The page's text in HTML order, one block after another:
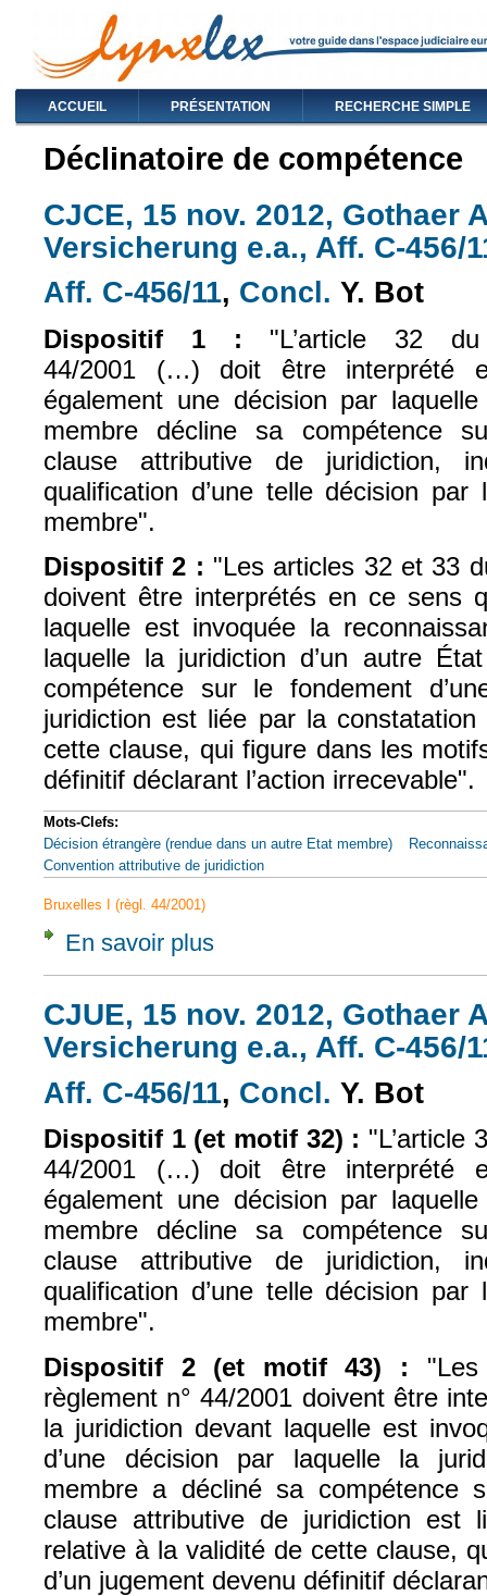
ACCUEIL PRÉSENTATION RECHERCHE SIMPLE
Déclinatoire de compétence
CJCE, 15 nov. 2012, Gothaer
Versicherung e.a., Aff. C-456/
Aff. C-456/11 (le lien est externe)
, Concl. (le lien est
Y. Bot
Dispositif 1 : "L’article 32
44/2001 (…) doit être interprété
également une décision par
membre décline sa compétence
clause attributive de juridiction,
qualification d’une telle décision
membre".
Dispositif 2 : "Les articles 32 et 33
doivent être interprétés en ce sens
laquelle est invoquée la
laquelle la juridiction d’un autre
compétence sur le fondement
juridiction est liée par la
cette clause, qui figure dans les
définitif déclarant l’action irrecevable".
Mots-Clefs:
Décision étrangère (rendue dans un autre Etat membre)
Convention attributive de juridiction
Bruxelles I (règl. 44/2001)
En savoir plus
CJUE, 15 nov. 2012, Gothaer
Versicherung e.a., Aff. C-456/
Aff. C-456/11 (le lien est externe)
, Concl. (le lien est
Y. Bot
Dispositif 1 (et motif 32) : "L’article
44/2001 (…) doit être interprété
également une décision par
membre décline sa compétence
clause attributive de juridiction,
qualification d’une telle décision
membre".
Dispositif 2 (et motif 43) :
règlement n° 44/2001 doivent être
la juridiction devant laquelle est
d’une décision par laquelle la
membre a décliné sa compétence
clause attributive de juridiction est
relative à la validité de cette clause,
d’un jugement devenu définitif